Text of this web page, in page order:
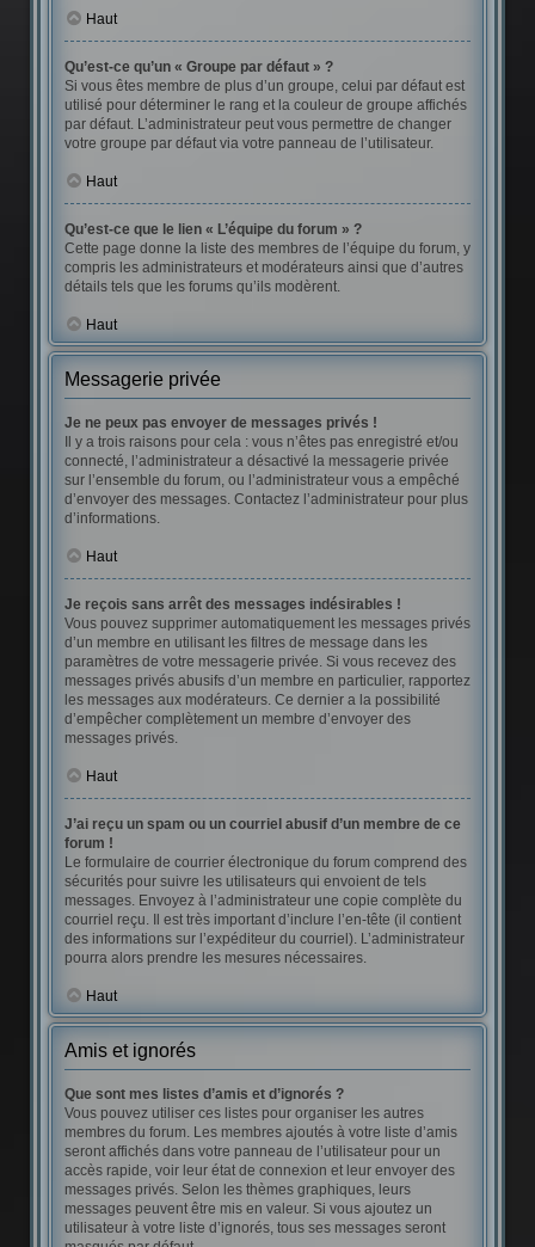
Haut
Qu’est-ce qu’un « Groupe par défaut » ?
Si vous êtes membre de plus d’un groupe, celui par défaut est
utilisé pour déterminer le rang et la couleur de groupe affichés
par défaut. L’administrateur peut vous permettre de changer
votre groupe par défaut via votre panneau de l’utilisateur.
Haut
Qu’est-ce que le lien « L’équipe du forum » ?
Cette page donne la liste des membres de l’équipe du forum, y
compris les administrateurs et modérateurs ainsi que d’autres
détails tels que les forums qu’ils modèrent.
Haut
Messagerie privée
Je ne peux pas envoyer de messages privés !
Il y a trois raisons pour cela : vous n’êtes pas enregistré et/ou
connecté, l’administrateur a désactivé la messagerie privée
sur l’ensemble du forum, ou l’administrateur vous a empêché
d’envoyer des messages. Contactez l’administrateur pour plus
d’informations.
Haut
Je reçois sans arrêt des messages indésirables !
Vous pouvez supprimer automatiquement les messages privés
d’un membre en utilisant les filtres de message dans les
paramètres de votre messagerie privée. Si vous recevez des
messages privés abusifs d’un membre en particulier, rapportez
les messages aux modérateurs. Ce dernier a la possibilité
d’empêcher complètement un membre d’envoyer des
messages privés.
Haut
J’ai reçu un spam ou un courriel abusif d’un membre de ce
forum !
Le formulaire de courrier électronique du forum comprend des
sécurités pour suivre les utilisateurs qui envoient de tels
messages. Envoyez à l’administrateur une copie complète du
courriel reçu. Il est très important d’inclure l’en-tête (il contient
des informations sur l’expéditeur du courriel). L’administrateur
pourra alors prendre les mesures nécessaires.
Haut
Amis et ignorés
Que sont mes listes d’amis et d’ignorés ?
Vous pouvez utiliser ces listes pour organiser les autres
membres du forum. Les membres ajoutés à votre liste d’amis
seront affichés dans votre panneau de l’utilisateur pour un
accès rapide, voir leur état de connexion et leur envoyer des
messages privés. Selon les thèmes graphiques, leurs
messages peuvent être mis en valeur. Si vous ajoutez un
utilisateur à votre liste d’ignorés, tous ses messages seront